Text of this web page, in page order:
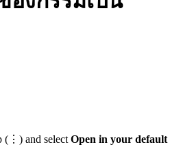
(⋮) and select Open in your default